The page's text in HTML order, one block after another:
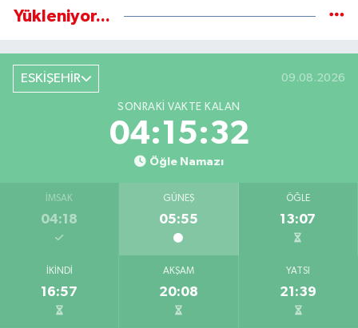
Yükleniyor...
ESKİŞEHİR 09.08.2026
SONRAKI VAKTE KALAN
04:15:31
Öğle Namazı
İMSAK
04:18
GÜNEŞ
05:55
ÖĞLE
13:07
İKINDI
16:57
AKŞAM
20:08
YATSI
21:39